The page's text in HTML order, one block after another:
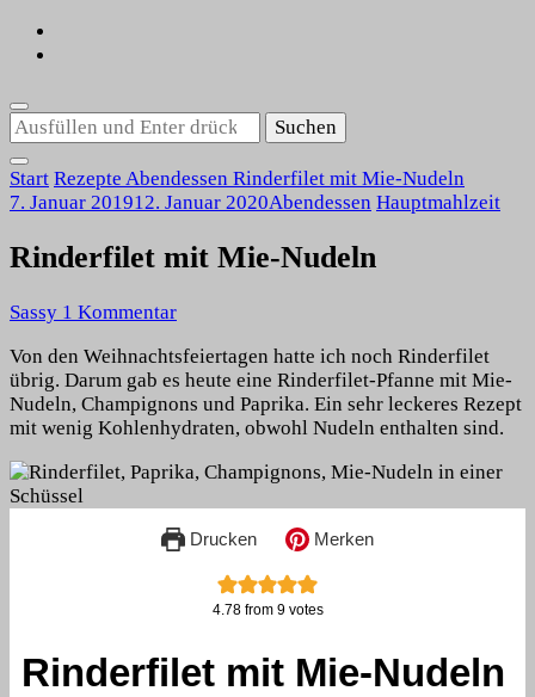
Suchst
du
nach
etwas?
Start Rezepte Abendessen Rinderfilet mit Mie-Nudeln
7. Januar 201912. Januar 2020Abendessen Hauptmahlzeit
Rinderfilet mit Mie-Nudeln
Sassy 1 Kommentarzu
mit
Mie-
Nudeln
Von den Weihnachtsfeiertagen hatte ich noch Rinderfilet
übrig. Darum gab es heute eine Rinderfilet-Pfanne mit Mie-
Nudeln, Champignons und Paprika. Ein sehr leckeres Rezept
mit wenig Kohlenhydraten, obwohl Nudeln enthalten sind.
Drucken Merken
4.78from 9votes
Rinderfilet mit Mie-Nudeln